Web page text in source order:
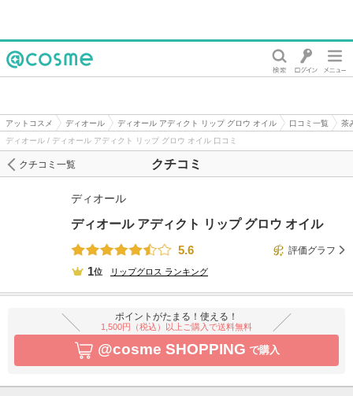
アットコスメ ディオール ディオール アディクト リップ グロウ オイル 口コミ一覧
茶
ディオール / ディオール アディクト リップ グロウ オイル 口コミ
クチコミ
クチコミ一覧
ディオール
ディオール アディクト リップ グロウ オイル
5.6
評価グラフ
1位 リップグロス ランキング
ポイントがたまる！使える！
1,500円（税込）以上ご購入で送料無料
@cosme SHOPPING で購入